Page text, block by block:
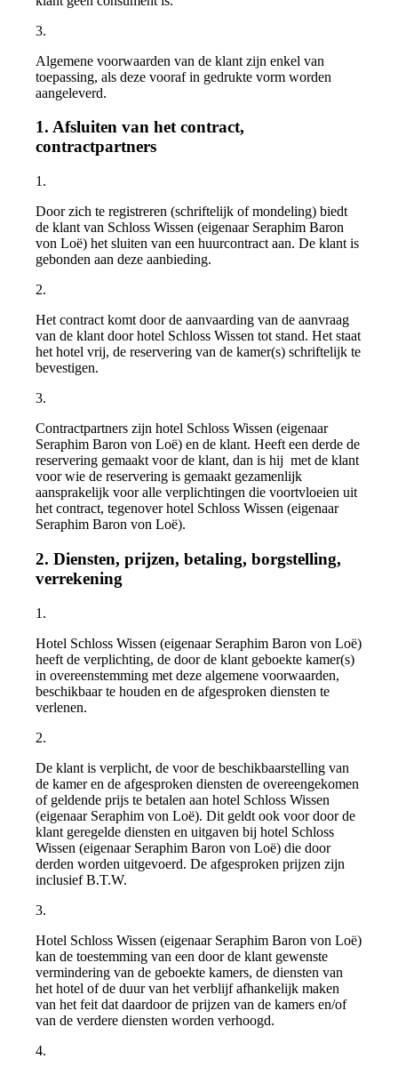
3.
Algemene voorwaarden van de klant zijn enkel van
toepassing, als deze vooraf in gedrukte vorm worden
aangeleverd.
1. Afsluiten van het contract,
contractpartners
1.
Door zich te registreren (schriftelijk of mondeling) biedt
de klant van Schloss Wissen (eigenaar Seraphim Baron
von Loë) het sluiten van een huurcontract aan. De klant is
gebonden aan deze aanbieding.
2.
Het contract komt door de aanvaarding van de aanvraag
van de klant door hotel Schloss Wissen tot stand. Het staat
het hotel vrij, de reservering van de kamer(s) schriftelijk te
bevestigen.
3.
Contractpartners zijn hotel Schloss Wissen (eigenaar
Seraphim Baron von Loë) en de klant. Heeft een derde de
reservering gemaakt voor de klant, dan is hij met de klant
voor wie de reservering is gemaakt gezamenlijk
aansprakelijk voor alle verplichtingen die voortvloeien uit
het contract, tegenover hotel Schloss Wissen (eigenaar
Seraphim Baron von Loë).
2. Diensten, prijzen, betaling, borgstelling,
verrekening
1.
Hotel Schloss Wissen (eigenaar Seraphim Baron von Loë)
heeft de verplichting, de door de klant geboekte kamer(s)
in overeenstemming met deze algemene voorwaarden,
beschikbaar te houden en de afgesproken diensten te
verlenen.
2.
De klant is verplicht, de voor de beschikbaarstelling van
de kamer en de afgesproken diensten de overeengekomen
of geldende prijs te betalen aan hotel Schloss Wissen
(eigenaar Seraphim von Loë). Dit geldt ook voor door de
klant geregelde diensten en uitgaven bij hotel Schloss
Wissen (eigenaar Seraphim Baron von Loë) die door
derden worden uitgevoerd. De afgesproken prijzen zijn
inclusief B.T.W.
3.
Hotel Schloss Wissen (eigenaar Seraphim Baron von Loë)
kan de toestemming van een door de klant gewenste
vermindering van de geboekte kamers, de diensten van
het hotel of de duur van het verblijf afhankelijk maken
van het feit dat daardoor de prijzen van de kamers en/of
van de verdere diensten worden verhoogd.
4.